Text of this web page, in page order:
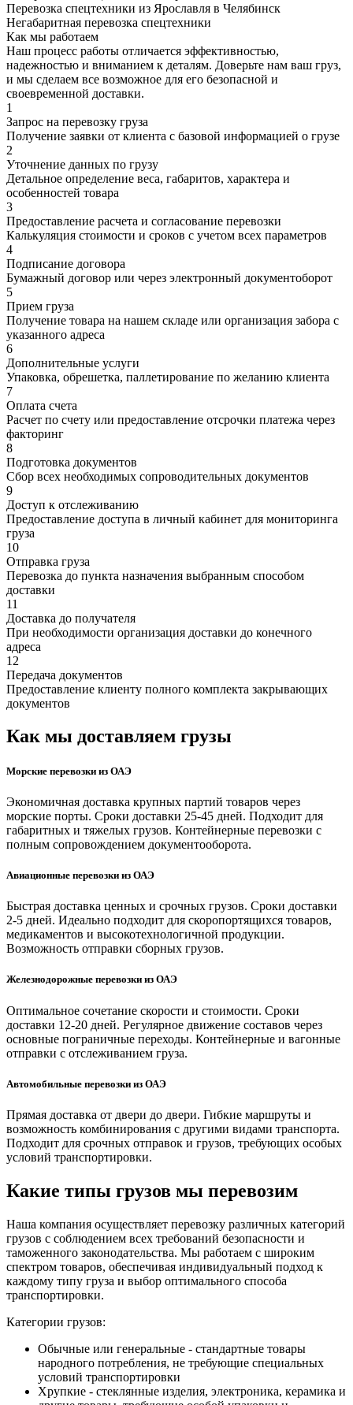
Перевозка спецтехники из Ярославля в Челябинск
Негабаритная перевозка спецтехники
Как мы работаем
Наш процесс работы отличается эффективностью,
надежностью и вниманием к деталям. Доверьте нам ваш груз,
и мы сделаем все возможное для его безопасной и
своевременной доставки.
1
Запрос на перевозку груза
Получение заявки от клиента с базовой информацией о грузе
2
Уточнение данных по грузу
Детальное определение веса, габаритов, характера и
особенностей товара
3
Предоставление расчета и согласование перевозки
Калькуляция стоимости и сроков с учетом всех параметров
4
Подписание договора
Бумажный договор или через электронный документоборот
5
Прием груза
Получение товара на нашем складе или организация забора с
указанного адреса
6
Дополнительные услуги
Упаковка, обрешетка, паллетирование по желанию клиента
7
Оплата счета
Расчет по счету или предоставление отсрочки платежа через
факторинг
8
Подготовка документов
Сбор всех необходимых сопроводительных документов
9
Доступ к отслеживанию
Предоставление доступа в личный кабинет для мониторинга
груза
10
Отправка груза
Перевозка до пункта назначения выбранным способом
доставки
11
Доставка до получателя
При необходимости организация доставки до конечного
адреса
12
Передача документов
Предоставление клиенту полного комплекта закрывающих
документов
Как мы доставляем грузы
Морские перевозки из ОАЭ
Экономичная доставка крупных партий товаров через
морские порты. Сроки доставки 25-45 дней. Подходит для
габаритных и тяжелых грузов. Контейнерные перевозки с
полным сопровождением документооборота.
Авиационные перевозки из ОАЭ
Быстрая доставка ценных и срочных грузов. Сроки доставки
2-5 дней. Идеально подходит для скоропортящихся товаров,
медикаментов и высокотехнологичной продукции.
Возможность отправки сборных грузов.
Железнодорожные перевозки из ОАЭ
Оптимальное сочетание скорости и стоимости. Сроки
доставки 12-20 дней. Регулярное движение составов через
основные пограничные переходы. Контейнерные и вагонные
отправки с отслеживанием груза.
Автомобильные перевозки из ОАЭ
Прямая доставка от двери до двери. Гибкие маршруты и
возможность комбинирования с другими видами транспорта.
Подходит для срочных отправок и грузов, требующих особых
условий транспортировки.
Какие типы грузов мы перевозим
Наша компания осуществляет перевозку различных категорий
грузов с соблюдением всех требований безопасности и
таможенного законодательства. Мы работаем с широким
спектром товаров, обеспечивая индивидуальный подход к
каждому типу груза и выбор оптимального способа
транспортировки.
Категории грузов:
Обычные или генеральные - стандартные товары
народного потребления, не требующие специальных
условий транспортировки
Хрупкие - стеклянные изделия, электроника, керамика и